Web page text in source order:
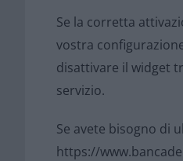
Se la corretta
vostra
disattivare il widget
servizio.
Se avete bisogno di
https://